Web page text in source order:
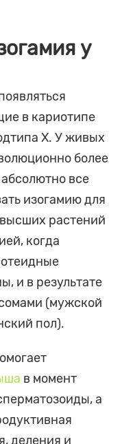
у
в кариотипе
Х. У живых
более
все
изогамию для
растений
когда
и в результате
(мужской
пол).
в момент
а
деления и